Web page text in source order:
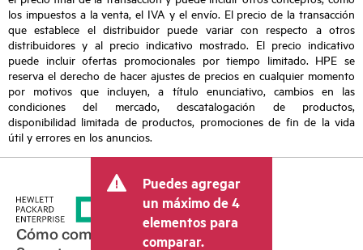
los impuestos a la venta, el IVA y el envío. El precio de la transacción
que establece el distribuidor puede variar con respecto a otros
distribuidores y al precio indicativo mostrado. El precio indicativo
puede incluir ofertas promocionales por tiempo limitado. HPE se
reserva el derecho de hacer ajustes de precios en cualquier momento
por motivos que incluyen, a título enunciativo, cambios en las
condiciones del mercado, descatalogación de productos,
disponibilidad limitada de productos, promociones de fin de la vida
útil y errores en los anuncios.
Puedes agregar
un máximo de 4
elementos para
comparar.
Cómo comprar